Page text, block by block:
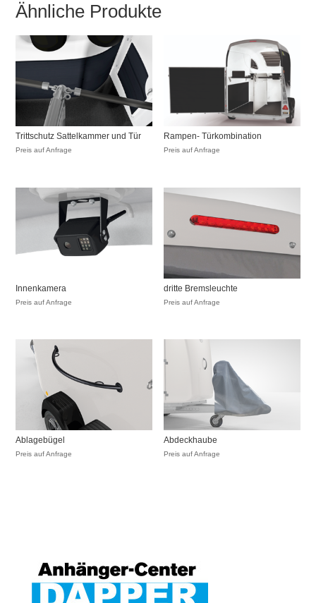
Ähnliche Produkte
Trittschutz Sattelkammer und Tür
Preis auf Anfrage
Rampen- Türkombination
Preis auf Anfrage
Innenkamera
Preis auf Anfrage
dritte Bremsleuchte
Preis auf Anfrage
Ablagebügel
Preis auf Anfrage
Abdeckhaube
Preis auf Anfrage